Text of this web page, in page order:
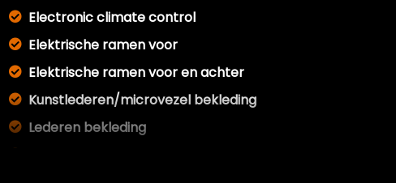
Electronic climate control
Elektrische ramen voor
Elektrische ramen voor en achter
Kunstlederen/microvezel bekleding
Lederen bekleding